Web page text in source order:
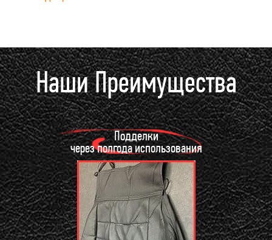
Наши Преимущества
Подделки
через полгода использования